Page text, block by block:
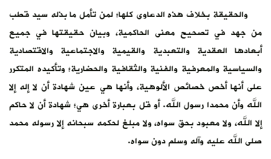
والحقيقة بخلاف هذه الدعاوى كلها؛ لمن تأمل ما بذله سيد قطب
من جهد في تصحيح معنى الحاكمية، وبيان حقيقتها في جميع
أبعادها العقدية والتعبدية والقيمية والاجتماعية والاقتصادية
والسياسية والمعرفية والفنية والثقافية والحضارية؛ وتأكيده المتكرر
على أنها أخص خصائص الألوهية، وأنها هي عين شهادة أن لا إله إلا
الله وأن محمدا رسول الله. أو قل بعبارة أخرى هي؛ شهادة أن لا حاكم
إلا الله، ولا معبود بحق سواه، ولا مبلغ لحكمه سبحانه إلا رسوله محمد
صلى الله عليه وآله وسلم دون سواه.